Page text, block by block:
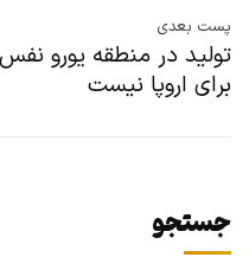
پست بعدی
برای اروپا نیست
جستجو